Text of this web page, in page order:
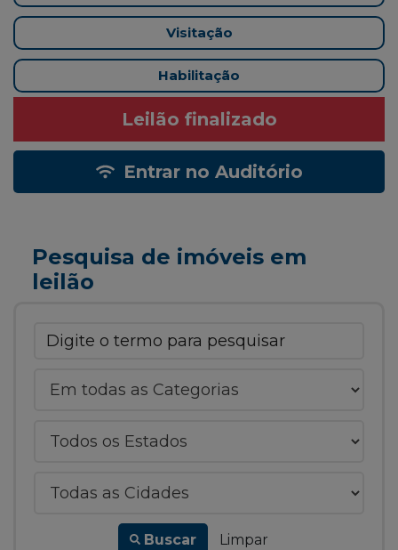
Visitação
Habilitação
Leilão finalizado
Entrar no Auditório
Pesquisa de imóveis em
leilão
Buscar Limpar